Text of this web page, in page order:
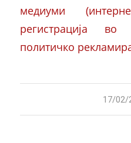
медиуми
регистрација
политичко
17/02/
/